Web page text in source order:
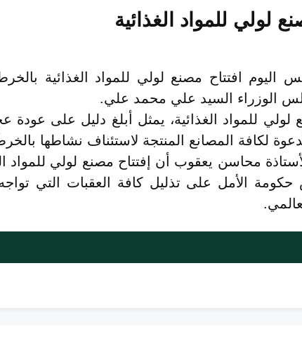
لولي للمواد الغذائية
افتتاح مصنع لولي للمواد الغذائية
الوزراء السيد علي محمد علي.
للمواد الغذائية، يمثل أبلغ دليل على عودة
لكافة المصانع المنتجة لاستئناف نشاطها
محاسن يعقوب أن إفتتاح مصنع لولي للمواد
حكومة الأمل على تذليل كافة العقبات التي